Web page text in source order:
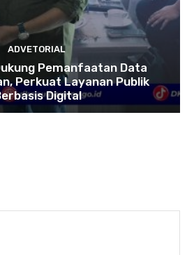
ADVETORIAL
Pemanfaatan Data
Perkuat Layanan Publik
Digital